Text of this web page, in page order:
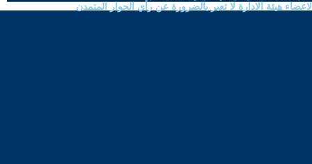
هيئة الادارة لا تعبر بالضرورة عن رأي الحوار المتمدن